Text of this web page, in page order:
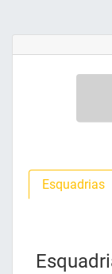
Esquadrias